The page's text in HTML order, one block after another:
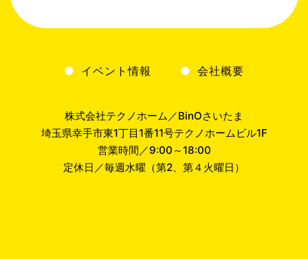
イベント情報 会社概要
株式会社テクノホーム／BinOさいたま
埼玉県幸手市東1丁目1番11号テクノホームビル1F
営業時間／9:00～18:00
定休日／毎週水曜（第2、第４火曜日）